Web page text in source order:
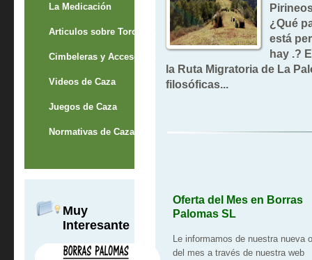
La Medicación
Articulos sobre Torcaces
Cimbeleras y Accesorios
Videos de Caza
Juegos de Caza
Normativas de Caza
Muy
Interesante
¿Qué
está
hay .?
la Ruta Migratoria de La
filosóficas...
Oferta del Mes en Borras
Palomas SL
Le informamos de nuestra nueva
del mes a través de nuestra web